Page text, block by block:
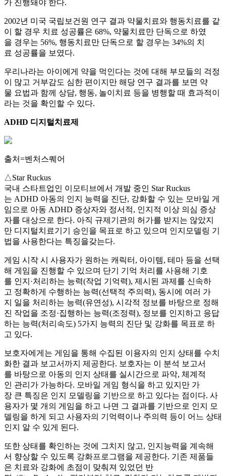
가 진행돼야 한다.
2002년 미국 국립보건원 연구 결과 약물치료와 행동치료를 같
이 할 경우 치료 성공률은 68%, 약물치료만 단독으로 하였
을 경우는 56%, 행동치료만 단독으로 할 경우는 34%의 치
료 성공률을 보였다.
우리나라는 아이에게 약을 먹인다는 것에 대해 부모들의 걱정
이 많고 거부감도 심한 편이지만 해당 연구 결과를 보면 약
물 요법과 함께 상담, 행동, 놀이치료 등을 병행할 때 효과적이
라는 것을 확인할 수 있다.
ADHD 디지털치료제
출처=벤처스퀘어
△Star Ruckus
국내 스타트업인 이모티브에서 개발 중인 Star Ruckus
는 ADHD 아동의 인지 능력을 진단, 강화할 수 있는 모바일 게
임으로 아동 ADHD 증상자와 정서적, 인지적 이상 의심 증상
자를 대상으로 한다. 아직 규제기관의 허가를 받지는 않았지
만 디지털치료기기 승인을 목표로 하고 있으며 인지모델링 기
법을 사용한다는 특징을갖는다.
게임 시작 시 사용자가 원하는 캐릭터, 아이템, 테마 등을 선택
해 게임을 진행할 수 있으며 단기 기억 처리를 사용해 기호
를 인지·처리하는 능력(작업 기억력), 제시된 과제를 신속하
고 정확하게 수행하는 능력(선택적 주의력), 동시에 여러 가
지 일을 처리하는 능력(유연성), 시각적 정보를 바탕으로 정해
진 작업을 조정·집행하는 능력(조정력), 정보를 인지하고 응답
하는 능력(처리속도) 5가지 능력의 진단 및 강화를 목표로 하
고 있다.
보호자에게는 게임을 통해 수집된 이용자의 인지 상태를 수치
화한 결과 보고서까지 제공한다. 보호자는 이 분석 보고서
를 바탕으로 아동의 인지 상태를 실시간으로 파악, 체계적
인 관리가 가능하다. 모바일 게임 형식을 하고 있지만 가
장 큰 특징은 인지 모델링을 기반으로 하고 있다는 점이다. 사
용자가 몇 개의 게임을 하고 나면 그 결과를 기반으로 인지 모
델링을 하게 되고 사용자의 기억력이나 주의력 등이 어느 상태
인지 알 수 있게 된다.
또한 상태를 확인하는 것에 그치지 않고, 인지능력을 계속해
서 향상할 수 있도록 강화프로그램을 제공한다. 기존 제품들
은 치료와 강화에 초점이 맞춰져 있었던 반